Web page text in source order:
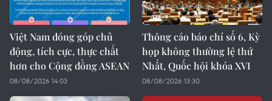
Việt Nam đóng góp chủ
động, tích cực, thực chất
hơn cho Cộng đồng ASEAN
08/08/2026 14:03
Thông cáo báo chí số 6, Kỳ
họp không thường lệ thứ
Nhất, Quốc hội khóa XVI
08/08/2026 13:30